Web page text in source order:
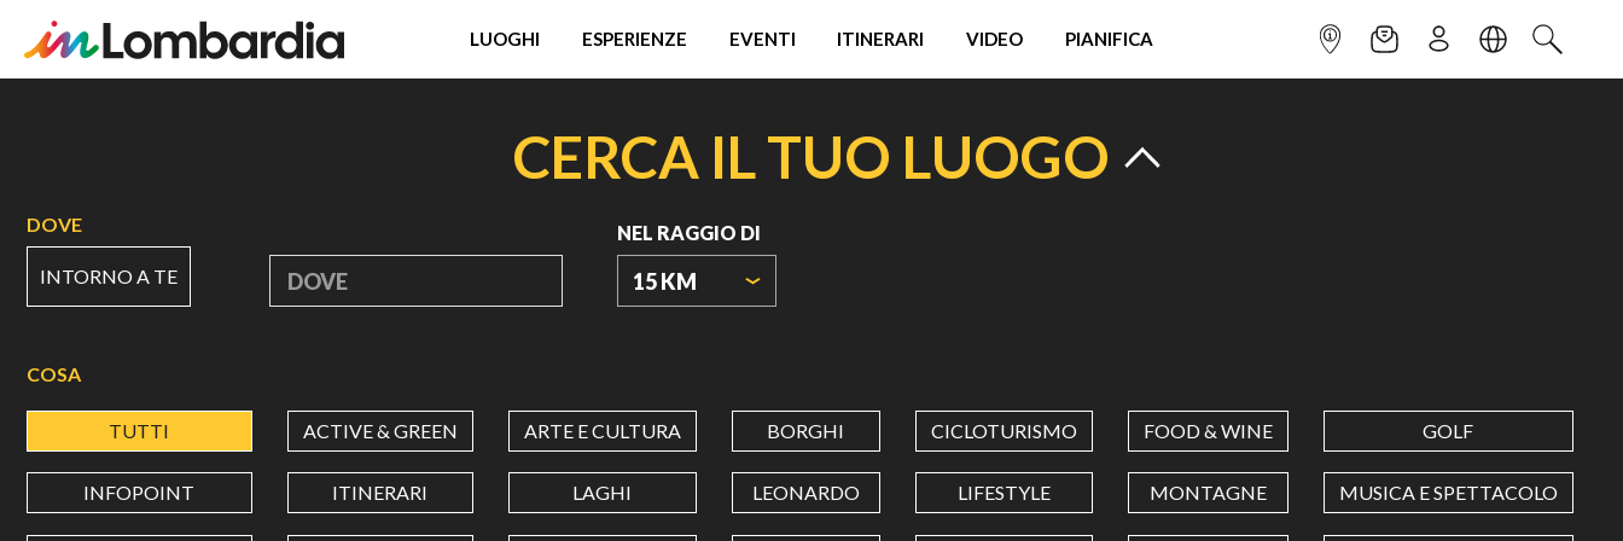
LUOGHI ESPERIENZE EVENTI ITINERARI VIDEO PIANIFICA INFOPOINTNEWSLETTER
ISCRIVITILINGUACERCA
CERCA IL TUO LUOGO
DOVE
INTORNO A TE DOVE
NEL RAGGIO DI
15 KM
COSA
TUTTI ACTIVE & GREEN ARTE E CULTURA BORGHI CICLOTURISMO FOOD & WINE GOLF
INFOPOINT ITINERARI LAGHI LEONARDO LIFESTYLE MONTAGNE MUSICA E SPETTACOLO